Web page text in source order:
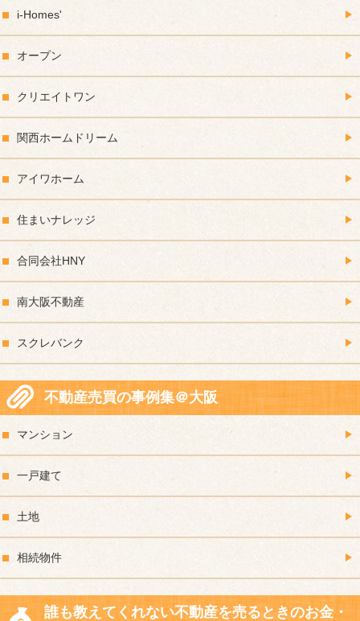
i-Homes'
オープン
クリエイトワン
関西ホームドリーム
アイワホーム
住まいナレッジ
合同会社HNY
南大阪不動産
スクレバンク
不動産売買の事例集＠大阪
マンション
一戸建て
土地
相続物件
誰も教えてくれない不動産を売るときのお金・